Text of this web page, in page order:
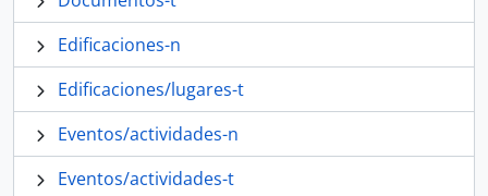
Edificaciones-n
Edificaciones/lugares-t
Eventos/actividades-n
Eventos/actividades-t